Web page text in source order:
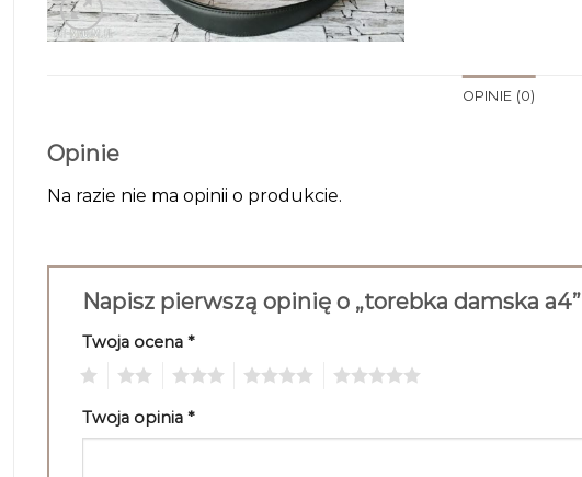
OPINIE (0)
Opinie
Na razie nie ma opinii o produkcie.
Napisz pierwszą opinię o „torebka damska a4”
Twoja ocena *
Twoja opinia *